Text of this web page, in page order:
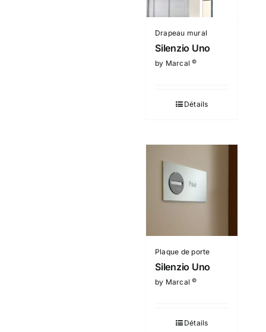
Drapeau mural
Silenzio Uno
by Marcal©
Détails
Plaque de porte
Silenzio Uno
by Marcal©
Détails